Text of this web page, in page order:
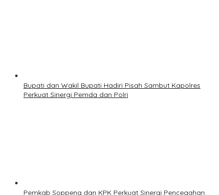
Bupati dan Wakil Bupati Hadiri Pisah Sambut Kapolres
Perkuat Sinergi Pemda dan Polri
Pemkab Soppeng dan KPK Perkuat Sinergi Pencegahan